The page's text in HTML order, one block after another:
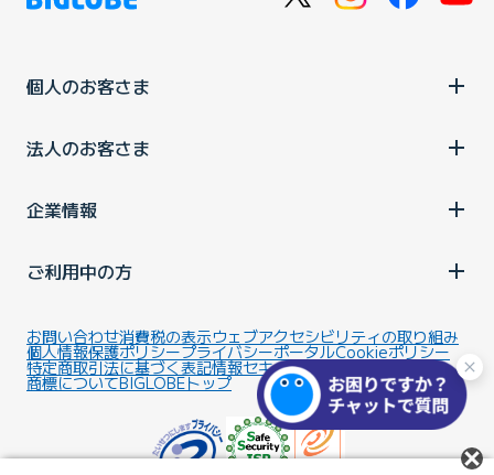
個人のお客さま
法人のお客さま
企業情報
ご利用中の方
お問い合わせ消費税の表示ウェブアクセシビリティの取り組み
個人情報保護ポリシープライバシーポータルCookieポリシー
特定商取引法に基づく表記情報セキュリティ基本方針
商標についてBIGLOBEトップ